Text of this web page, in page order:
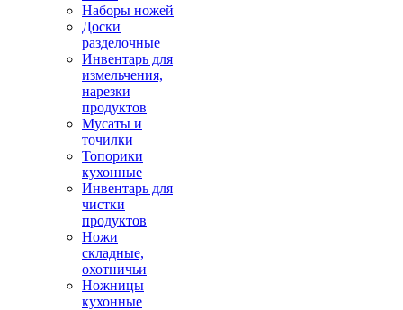
Наборы ножей
Доски
разделочные
Инвентарь для
измельчения,
нарезки
продуктов
Мусаты и
точилки
Топорики
кухонные
Инвентарь для
чистки
продуктов
Ножи
складные,
охотничьи
Ножницы
кухонные